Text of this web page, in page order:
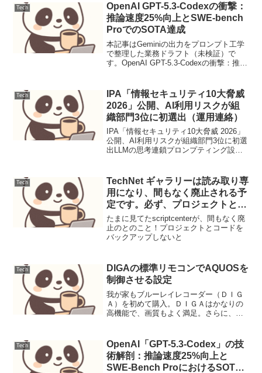
せ対応を自動化するLLMプロンプトの
設...
Tech
OpenAI GPT-5.3-Codexの衝撃：
推論速度25%向上とSWE-bench
ProでのSOTA達成
本記事はGeminiの出力をプロンプト工学
で整理した業務ドラフト（未検証）で
す。OpenAI GPT-5.3-Codexの衝撃：推論
したGPT-5.3...
Tech
IPA「情報セキュリティ10大脅威
2026」公開、AI利用リスクが組
織部門3位に初選出（運用連絡）
IPA「情報セキュリティ10大脅威 2026」
公開、AI利用リスクが組織部門3位に初選
出LLMの思考連鎖プロンプティング設計
せ対応を自動化するLLMプロンプトの
設...
Tech
TechNet ギャラリーは読み取り専
用になり、間もなく廃止される予
定です。必ず、プロジェクトとコ
ードをバックアップしてください
たまに見てたscriptcenterが、間もなく廃
止のとのこと！プロジェクトとコードを
バックアップしないと
Tech
DIGAの標準リモコンでAQUOSを
制御させる設定
我が家もブルーレイレコーダー（ＤＩＧ
Ａ）を初めて購入。ＤＩＧＡはかなりの
高機能で、画質もよく満足。さらに、Ｄ
ンの「戻る」ボタンを押しながら、二桁
のメーカー番号（うちの...
Tech
OpenAI「GPT-5.3-Codex」の技
術解剖：推論速度25%向上と
SWE-Bench ProにおけるSOTA